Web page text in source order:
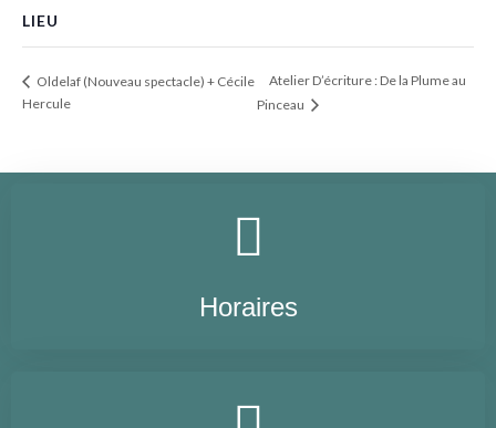
LIEU
Oldelaf (Nouveau spectacle) + Cécile
Hercule
Atelier D’écriture : De la Plume au
Pinceau
Horaires